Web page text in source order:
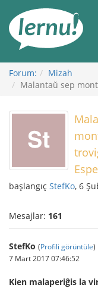
Görüntüleme
Forum:
Mizah
Malantaŭ sep
başlangıç StefKo, 6
Mesajlar: 161
StefKo (Profili görüntüle)
7 Mart 2017 07:46:52
Kien malaperiĝis la